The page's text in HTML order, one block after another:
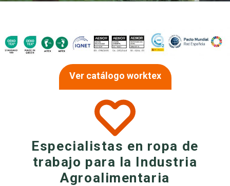
Ver catálogo worktex
Especialistas en ropa de
trabajo para la Industria
Agroalimentaria